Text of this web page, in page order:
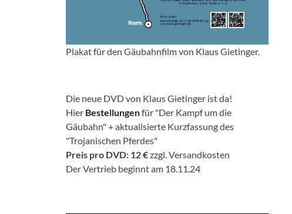
Plakat für den Gäubahnfilm von Klaus Gietinger.
Die neue DVD von Klaus Gietinger ist da!
Hier Bestellungenfür "Der Kampf um die
Gäubahn" + aktualisierte Kurzfassung des
"Trojanischen Pferdes"
Preis pro DVD: 12 €zzgl. Versandkosten
Der Vertrieb beginnt am 18.11.24